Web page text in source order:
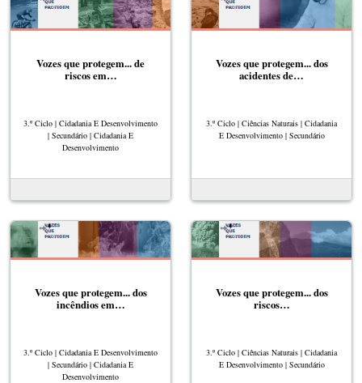
Vozes que protegem... de
riscos em…
3.º Ciclo | Cidadania E Desenvolvimento
| Secundário | Cidadania E
Desenvolvimento
Vozes que protegem... dos
acidentes de…
3.º Ciclo | Ciências Naturais | Cidadania
E Desenvolvimento | Secundário
Vozes que protegem... dos
incêndios em…
3.º Ciclo | Cidadania E Desenvolvimento
| Secundário | Cidadania E
Desenvolvimento
Vozes que protegem... dos
riscos…
3.º Ciclo | Ciências Naturais | Cidadania
E Desenvolvimento | Secundário